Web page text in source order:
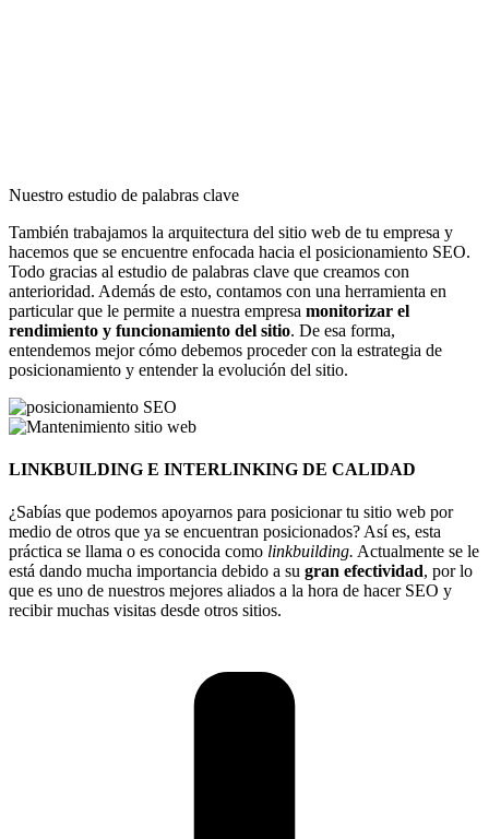
Nuestro estudio de palabras clave
También trabajamos la arquitectura del sitio web de tu empresa y
hacemos que se encuentre enfocada hacia el posicionamiento SEO.
Todo gracias al estudio de palabras clave que creamos con
anterioridad. Además de esto, contamos con una herramienta en
particular que le permite a nuestra empresa monitorizar el
rendimiento y funcionamiento del sitio. De esa forma,
entendemos mejor cómo debemos proceder con la estrategia de
posicionamiento y entender la evolución del sitio.
LINKBUILDING E INTERLINKING DE CALIDAD
¿Sabías que podemos apoyarnos para posicionar tu sitio web por
medio de otros que ya se encuentran posicionados? Así es, esta
práctica se llama o es conocida como linkbuilding. Actualmente se le
está dando mucha importancia debido a su gran efectividad, por lo
que es uno de nuestros mejores aliados a la hora de hacer SEO y
recibir muchas visitas desde otros sitios.